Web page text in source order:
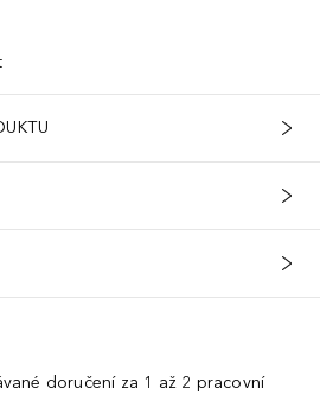
doručení za 1 až 2 pracovní